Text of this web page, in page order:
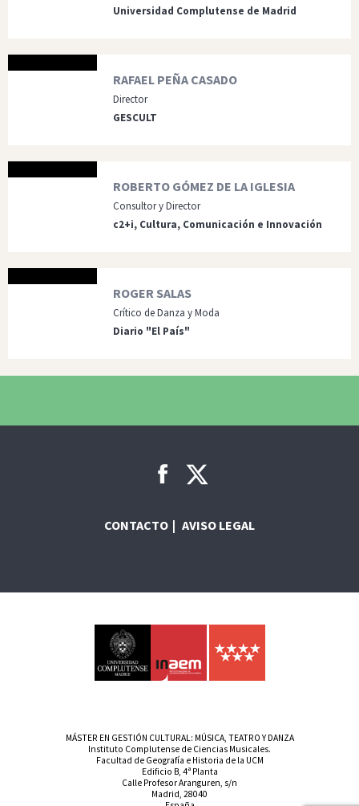
Universidad Complutense de Madrid
RAFAEL PEÑA CASADO
Director
GESCULT
ROBERTO GÓMEZ DE LA IGLESIA
Consultor y Director
c2+i, Cultura, Comunicación e Innovación
ROGER SALAS
Crítico de Danza y Moda
Diario "El País"
CONTACTO AVISO LEGAL
MÁSTER EN GESTIÓN CULTURAL: MÚSICA, TEATRO Y DANZA
Instituto Complutense de Ciencias Musicales.
Facultad de Geografía e Historia de la UCM
Edificio B, 4ª Planta
Calle Profesor Aranguren, s/n
Madrid, 28040